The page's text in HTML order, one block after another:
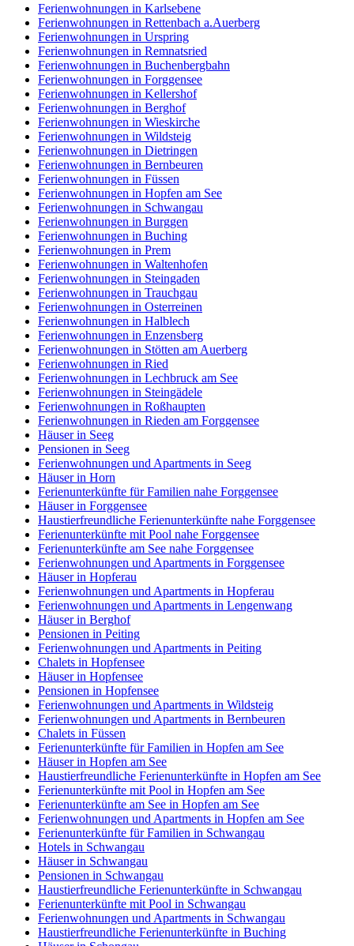
Ferienwohnungen in Karlsebene
Ferienwohnungen in Rettenbach a.Auerberg
Ferienwohnungen in Urspring
Ferienwohnungen in Remnatsried
Ferienwohnungen in Buchenbergbahn
Ferienwohnungen in Forggensee
Ferienwohnungen in Kellershof
Ferienwohnungen in Berghof
Ferienwohnungen in Wieskirche
Ferienwohnungen in Wildsteig
Ferienwohnungen in Dietringen
Ferienwohnungen in Bernbeuren
Ferienwohnungen in Füssen
Ferienwohnungen in Hopfen am See
Ferienwohnungen in Schwangau
Ferienwohnungen in Burggen
Ferienwohnungen in Buching
Ferienwohnungen in Prem
Ferienwohnungen in Waltenhofen
Ferienwohnungen in Steingaden
Ferienwohnungen in Trauchgau
Ferienwohnungen in Osterreinen
Ferienwohnungen in Halblech
Ferienwohnungen in Enzensberg
Ferienwohnungen in Stötten am Auerberg
Ferienwohnungen in Ried
Ferienwohnungen in Lechbruck am See
Ferienwohnungen in Steingädele
Ferienwohnungen in Roßhaupten
Ferienwohnungen in Rieden am Forggensee
Häuser in Seeg
Pensionen in Seeg
Ferienwohnungen und Apartments in Seeg
Häuser in Horn
Ferienunterkünfte für Familien nahe Forggensee
Häuser in Forggensee
Haustierfreundliche Ferienunterkünfte nahe Forggensee
Ferienunterkünfte mit Pool nahe Forggensee
Ferienunterkünfte am See nahe Forggensee
Ferienwohnungen und Apartments in Forggensee
Häuser in Hopferau
Ferienwohnungen und Apartments in Hopferau
Ferienwohnungen und Apartments in Lengenwang
Häuser in Berghof
Pensionen in Peiting
Ferienwohnungen und Apartments in Peiting
Chalets in Hopfensee
Häuser in Hopfensee
Pensionen in Hopfensee
Ferienwohnungen und Apartments in Wildsteig
Ferienwohnungen und Apartments in Bernbeuren
Chalets in Füssen
Ferienunterkünfte für Familien in Hopfen am See
Häuser in Hopfen am See
Haustierfreundliche Ferienunterkünfte in Hopfen am See
Ferienunterkünfte mit Pool in Hopfen am See
Ferienunterkünfte am See in Hopfen am See
Ferienwohnungen und Apartments in Hopfen am See
Ferienunterkünfte für Familien in Schwangau
Hotels in Schwangau
Häuser in Schwangau
Pensionen in Schwangau
Haustierfreundliche Ferienunterkünfte in Schwangau
Ferienunterkünfte mit Pool in Schwangau
Ferienwohnungen und Apartments in Schwangau
Haustierfreundliche Ferienunterkünfte in Buching